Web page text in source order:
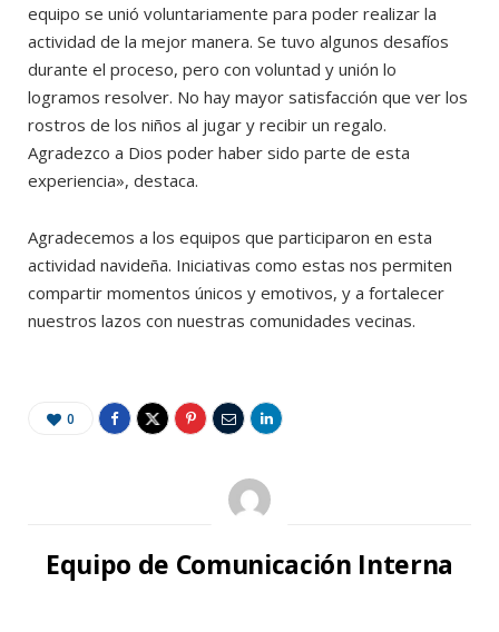
equipo se unió voluntariamente para poder realizar la
actividad de la mejor manera. Se tuvo algunos desafíos
durante el proceso, pero con voluntad y unión lo
logramos resolver. No hay mayor satisfacción que ver los
rostros de los niños al jugar y recibir un regalo.
Agradezco a Dios poder haber sido parte de esta
experiencia», destaca.
Agradecemos a los equipos que participaron en esta
actividad navideña. Iniciativas como estas nos permiten
compartir momentos únicos y emotivos, y a fortalecer
nuestros lazos con nuestras comunidades vecinas.
0
Equipo de Comunicación Interna